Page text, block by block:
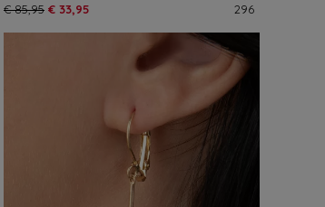
€ 85,95 € 33,95 296